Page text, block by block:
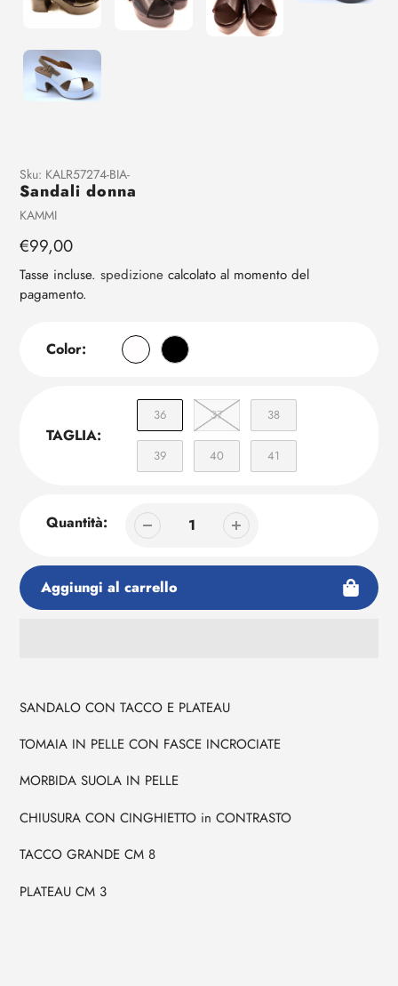
Aggiunta
di
prodotto
tuo
carrello
Sku: KALR57274-BIA-
Sandali donna
Venditrice
KAMMI
Prezzo
regolare
€99,00
Tasse incluse. spedizione calcolato al momento del
pagamento.
Color:
TAGLIA:
36 37 38
39 40 41
Quantità:
Aggiungi al carrello
prodotto
tuo
SANDALO CON TACCO E PLATEAU
TOMAIA IN PELLE CON FASCE INCROCIATE
MORBIDA SUOLA IN PELLE
CHIUSURA CON CINGHIETTO in CONTRASTO
TACCO GRANDE CM 8
PLATEAU CM 3